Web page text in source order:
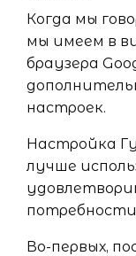
Когда мы
мы имеем в
браузера
настроек.
Настройка
лучше
Во-первых,